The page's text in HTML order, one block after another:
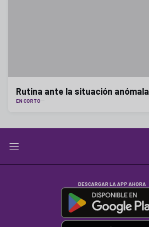
Rutina ante la situación anómala
EN CORTO
DESCARGAR LA APP AHORA